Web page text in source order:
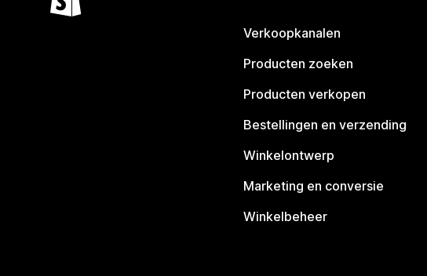
Verkoopkanalen
Producten zoeken
Producten verkopen
Bestellingen en verzending
Winkelontwerp
Marketing en conversie
Winkelbeheer